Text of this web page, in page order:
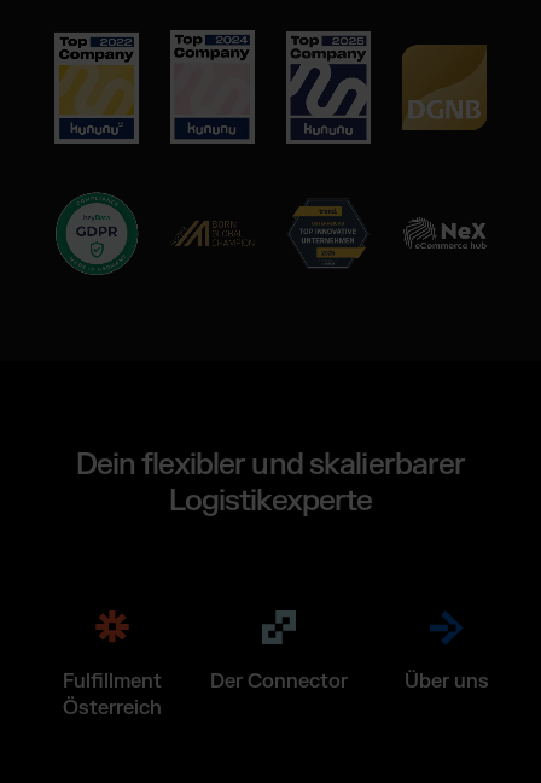
Dein flexibler und skalierbarer
Logistikexperte
Fulfillment
Österreich
Der Connector Über uns